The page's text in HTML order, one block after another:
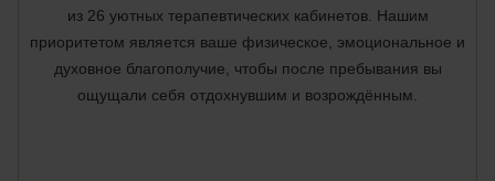
из 26 уютных терапевтических кабинетов. Нашим
приоритетом является ваше физическое, эмоциональное и
духовное благополучие, чтобы после пребывания вы
ощущали себя отдохнувшим и возрождённым.